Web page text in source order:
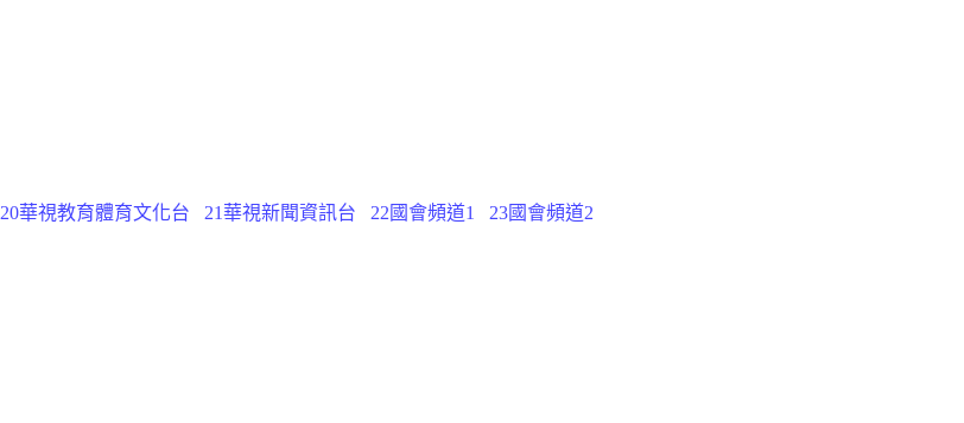
20華視教育體育文化台 21華視新聞資訊台 22國會頻道1
23國會頻道2